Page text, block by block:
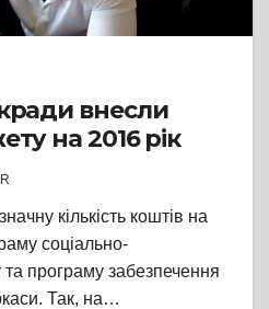
внесли
на 2016 рік
кількість коштів на
соціально-
та програму забезпечення
Так, на…